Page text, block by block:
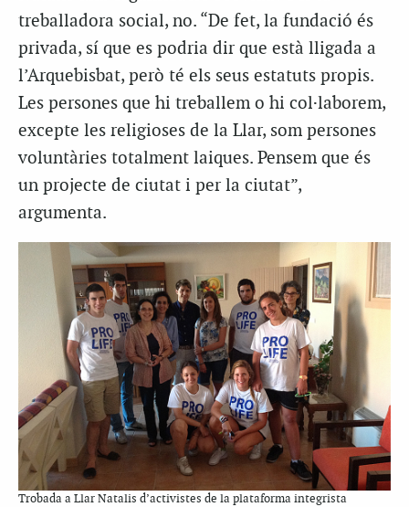
treballadora social, no. “De fet, la fundació és
privada, sí que es podria dir que està lligada a
l’Arquebisbat, però té els seus estatuts propis.
Les persones que hi treballem o hi col·laborem,
excepte les religioses de la Llar, som persones
voluntàries totalment laiques. Pensem que és
un projecte de ciutat i per la ciutat”,
argumenta.
Trobada a Llar Natalis d’activistes de la plataforma integrista